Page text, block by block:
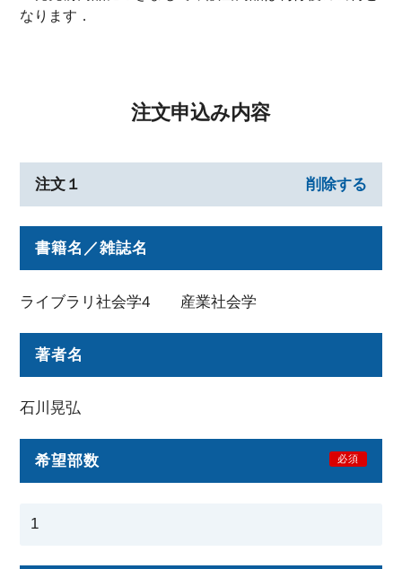
なります．
注文申込み内容
注文１ 削除する
書籍名／雑誌名
ライブラリ社会学4 産業社会学
著者名
石川晃弘
希望部数 必須